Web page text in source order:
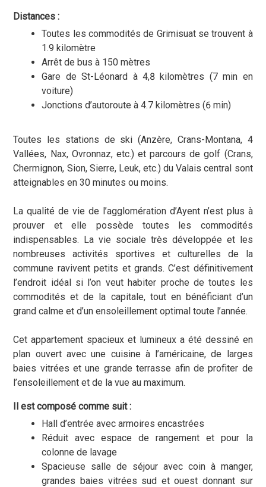
Distances :
Toutes les commodités de Grimisuat se trouvent à
1.9 kilomètre
Arrêt de bus à 150 mètres
Gare de St-Léonard à 4,8 kilomètres (7 min en
voiture)
Jonctions d’autoroute à 4.7 kilomètres (6 min)
Toutes les stations de ski (Anzère, Crans-Montana, 4
Vallées, Nax, Ovronnaz, etc.) et parcours de golf (Crans,
Chermignon, Sion, Sierre, Leuk, etc.) du Valais central sont
atteignables en 30 minutes ou moins.
La qualité de vie de l’agglomération d’Ayent n’est plus à
prouver et elle possède toutes les commodités
indispensables. La vie sociale très développée et les
nombreuses activités sportives et culturelles de la
commune ravivent petits et grands. C’est définitivement
l’endroit idéal si l’on veut habiter proche de toutes les
commodités et de la capitale, tout en bénéficiant d’un
grand calme et d’un ensoleillement optimal toute l’année.
Cet appartement spacieux et lumineux a été dessiné en
plan ouvert avec une cuisine à l’américaine, de larges
baies vitrées et une grande terrasse afin de profiter de
l’ensoleillement et de la vue au maximum.
Il est composé comme suit :
Hall d’entrée avec armoires encastrées
Réduit avec espace de rangement et pour la
colonne de lavage
Spacieuse salle de séjour avec coin à manger,
grandes baies vitrées sud et ouest donnant sur